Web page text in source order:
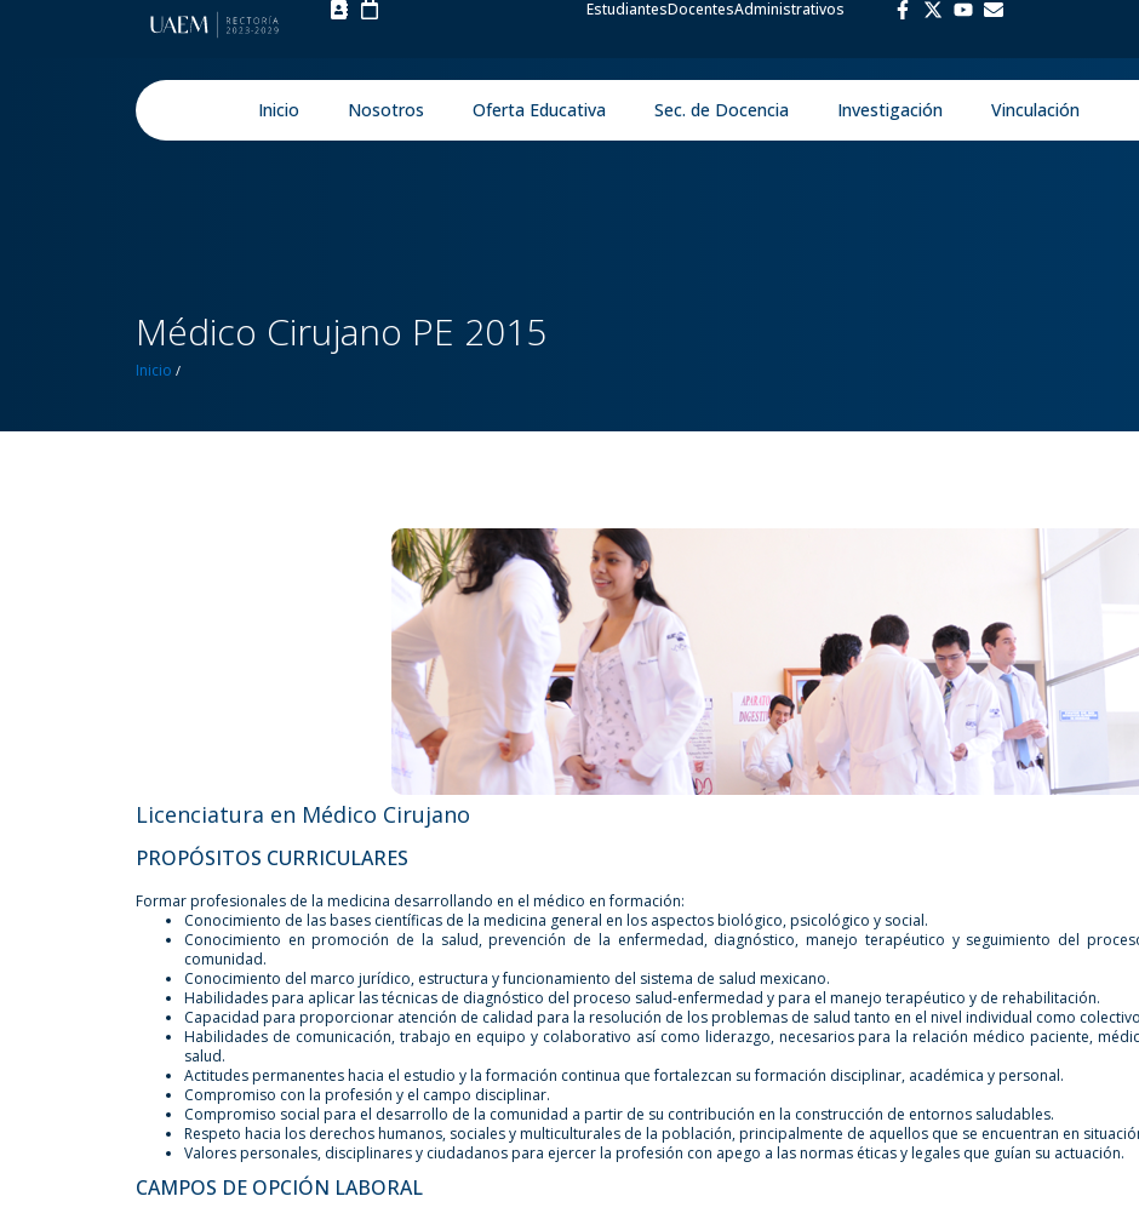
EstudiantesDocentesAdministrativos
Inicio Nosotros Oferta Educativa Sec. de Docencia Investigación Vinculación
Médico Cirujano PE 2015
Inicio /
Licenciatura en Médico Cirujano
PROPÓSITOS CURRICULARES
Formar profesionales de la medicina desarrollando en el médico en formación:
Conocimiento de las bases científicas de la medicina general en los aspectos biológico, psicológico y social.
Conocimiento en promoción de la salud, prevención de la enfermedad, diagnóstico, manejo terapéutico y seguimiento del
comunidad.
Conocimiento del marco jurídico, estructura y funcionamiento del sistema de salud mexicano.
Habilidades para aplicar las técnicas de diagnóstico del proceso salud-enfermedad y para el manejo terapéutico y de rehabilitación.
Capacidad para proporcionar atención de calidad para la resolución de los problemas de salud tanto en el nivel individual como
Habilidades de comunicación, trabajo en equipo y colaborativo así como liderazgo, necesarios para la relación médico paciente,
salud.
Actitudes permanentes hacia el estudio y la formación continua que fortalezcan su formación disciplinar, académica y personal.
Compromiso con la profesión y el campo disciplinar.
Compromiso social para el desarrollo de la comunidad a partir de su contribución en la construcción de entornos saludables.
Respeto hacia los derechos humanos, sociales y multiculturales de la población, principalmente de aquellos que se encuentran en
Valores personales, disciplinares y ciudadanos para ejercer la profesión con apego a las normas éticas y legales que guían su actuación.
CAMPOS DE OPCIÓN LABORAL